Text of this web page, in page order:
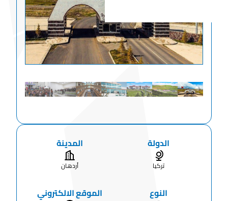
الدولة
تركيا
المدينة
أردهان
النوع الموقع الالكتروني